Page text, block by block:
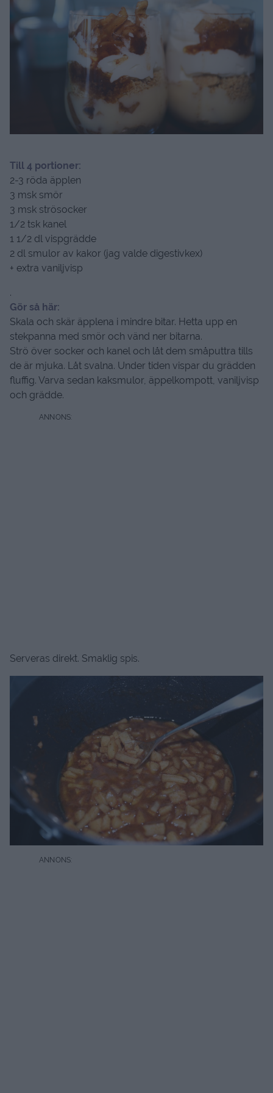
Till 4 portioner:
2-3 röda äpplen
3 msk smör
3 msk strösocker
1/2 tsk kanel
1 1/2 dl vispgrädde
2 dl smulor av kakor (jag valde digestivkex)
+ extra vaniljvisp
.
Gör så här:
Skala och skär äpplena i mindre bitar. Hetta upp en
stekpanna med smör och vänd ner bitarna.
Strö över socker och kanel och låt dem småputtra tills
de är mjuka. Låt svalna. Under tiden vispar du grädden
fluffig. Varva sedan kaksmulor, äppelkompott, vaniljvisp
och grädde.
Serveras direkt. Smaklig spis.